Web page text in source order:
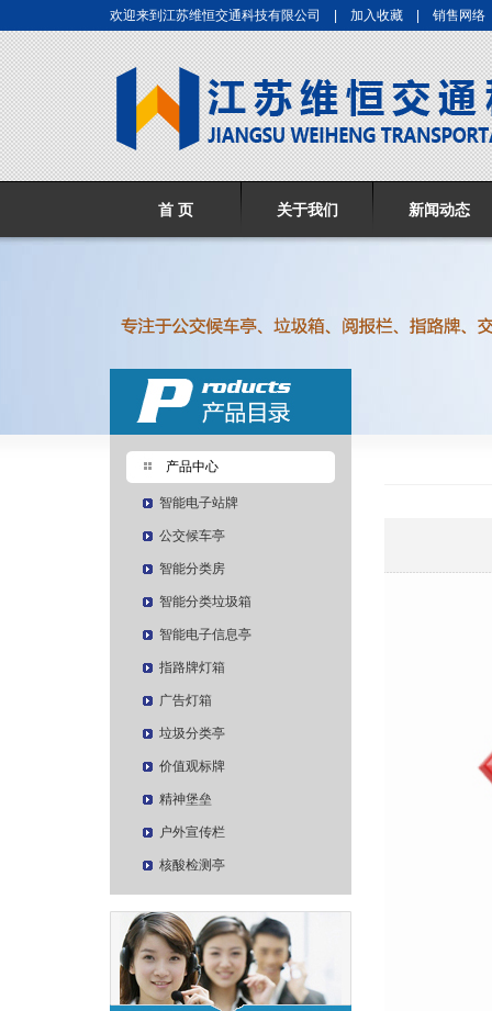
欢迎来到江苏维恒交通科技有限公司 | 加入收藏 销售网络
首 页 关于我们 新闻动态
产品中心
智能电子站牌
公交候车亭
智能分类房
智能分类垃圾箱
智能电子信息亭
指路牌灯箱
广告灯箱
垃圾分类亭
价值观标牌
精神堡垒
户外宣传栏
核酸检测亭